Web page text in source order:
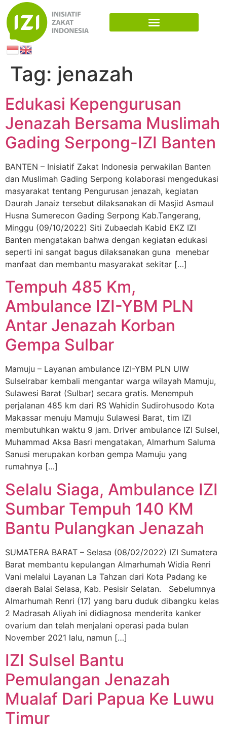
Tag: jenazah
Edukasi Kepengurusan
Jenazah Bersama Muslimah
Gading Serpong-IZI Banten
BANTEN – Inisiatif Zakat Indonesia perwakilan Banten
dan Muslimah Gading Serpong kolaborasi mengedukasi
masyarakat tentang Pengurusan jenazah, kegiatan
Daurah Janaiz tersebut dilaksanakan di Masjid Asmaul
Husna Sumerecon Gading Serpong Kab.Tangerang,
Minggu (09/10/2022) Siti Zubaedah Kabid EKZ IZI
Banten mengatakan bahwa dengan kegiatan edukasi
seperti ini sangat bagus dilaksanakan guna menebar
manfaat dan membantu masyarakat sekitar […]
Tempuh 485 Km,
Ambulance IZI-YBM PLN
Antar Jenazah Korban
Gempa Sulbar
Mamuju – Layanan ambulance IZI-YBM PLN UIW
Sulselrabar kembali mengantar warga wilayah Mamuju,
Sulawesi Barat (Sulbar) secara gratis. Menempuh
perjalanan 485 km dari RS Wahidin Sudirohusodo Kota
Makassar menuju Mamuju Sulawesi Barat, tim IZI
membutuhkan waktu 9 jam. Driver ambulance IZI Sulsel,
Muhammad Aksa Basri mengatakan, Almarhum Saluma
Sanusi merupakan korban gempa Mamuju yang
rumahnya […]
Selalu Siaga, Ambulance IZI
Sumbar Tempuh 140 KM
Bantu Pulangkan Jenazah
SUMATERA BARAT – Selasa (08/02/2022) IZI Sumatera
Barat membantu kepulangan Almarhumah Widia Renri
Vani melalui Layanan La Tahzan dari Kota Padang ke
daerah Balai Selasa, Kab. Pesisir Selatan. Sebelumnya
Almarhumah Renri (17) yang baru duduk dibangku kelas
2 Madrasah Aliyah ini didiagnosa menderita kanker
ovarium dan telah menjalani operasi pada bulan
November 2021 lalu, namun […]
IZI Sulsel Bantu
Pemulangan Jenazah
Mualaf Dari Papua Ke Luwu
Timur